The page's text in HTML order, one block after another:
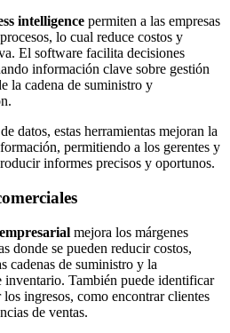
intelligence permiten a las empresas
lo cual reduce costos y
El software facilita decisiones
información clave sobre gestión
la cadena de suministro y
datos, estas herramientas mejoran la
permitiendo a los gerentes y
informes precisos y oportunos.
mejora los márgenes
donde se pueden reducir costos,
cadenas de suministro y la
También puede identificar
ingresos, como encontrar clientes
de ventas.